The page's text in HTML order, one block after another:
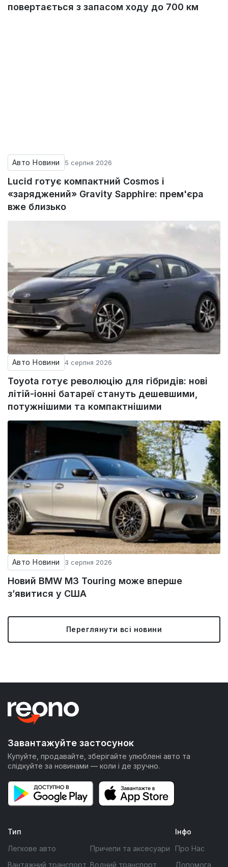
повертається з запасом ходу до 700 км
Авто Новини 5 серпня 2026
Lucid готує компактний Cosmos і
«заряджений» Gravity Sapphire: прем'єра
вже близько
Авто Новини 4 серпня 2026
Toyota готує революцію для гібридів: нові
літій-іонні батареї стануть дешевшими,
потужнішими та компактнішими
Авто Новини 3 серпня 2026
Новий BMW M3 Touring може вперше
з’явитися у США
Переглянути всі новини
Завантажуйте застосунок
Купуйте, продавайте, зберігайте улюблені авто та
слідкуйте за новинами — коли і де зручно.
Тип
Легкове авто
Вантажний транспорт
Причепи та аксесуари
Водний транспорт
Інфо
Про Нас
Допомога